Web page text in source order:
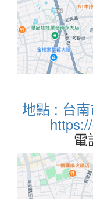
地點 : 台
電